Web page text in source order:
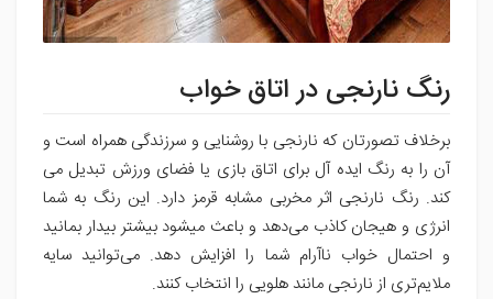
رنگ نارنجی در اتاق خواب
برخلاف تصورتان که نارنجی با روشنایی و سرزندگی همراه است و
آن را به رنگ ایده آل برای اتاق بازی یا فضای ورزش تبدیل می
کند. رنگ نارنجی اثر مخربی مشابه قرمز دارد. این رنگ به شما
انرژی و هیجان کاذب می‌دهد و باعث میشود بیشتر بیدار بمانید
و احتمال خواب ناآرام شما را افزایش دهد. می‌توانید سایه
ملایم‌تری از نارنجی مانند هلویی را انتخاب کنند.